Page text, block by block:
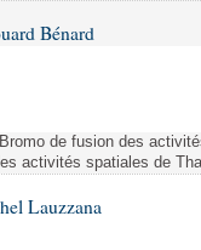
Bénard
de fusion des
activités spatiales de
Lauzzana